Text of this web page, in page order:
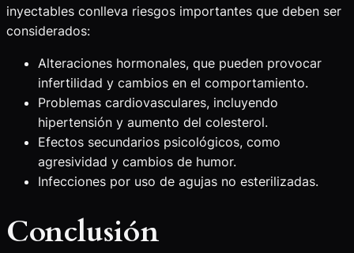
inyectables conlleva riesgos importantes que deben ser
considerados:
Alteraciones hormonales, que pueden provocar
infertilidad y cambios en el comportamiento.
Problemas cardiovasculares, incluyendo
hipertensión y aumento del colesterol.
Efectos secundarios psicológicos, como
agresividad y cambios de humor.
Infecciones por uso de agujas no esterilizadas.
Conclusión